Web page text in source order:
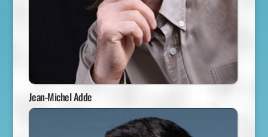
Jean-Michel Adde